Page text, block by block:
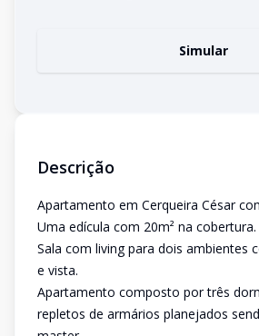
Simular
Descrição
Apartamento em Cerqueira César
Uma edícula com 20m² na cobertura.
Sala com living para dois ambientes
e vista.
Apartamento composto por três
repletos de armários planejados